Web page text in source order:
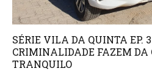
SÉRIE VILA DA QUINTA EP.
CRIMINALIDADE FAZEM
TRANQUILO